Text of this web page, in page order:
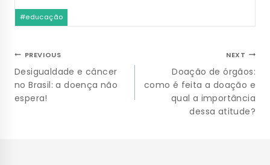
#educação
PREVIOUS
Desigualdade e câncer
no Brasil: a doença não
espera!
NEXT
Doação de órgãos:
como é feita a doação e
qual a importância
dessa atitude?